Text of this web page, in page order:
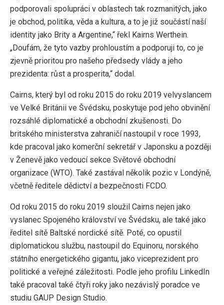
podporovali spolupráci v oblastech tak rozmanitých, jako
je obchod, politika, věda a kultura, a to je již součástí naší
identity jako Brity a Argentine,“ řekl Kairns Werthein.
„Doufám, že tyto vazby prohloustím a podporuji to, co je
zjevně prioritou pro našeho předsedy vlády a jeho
prezidenta: růst a prosperita,“ dodal.
Cairns, který byl od roku 2015 do roku 2019 velvyslancem
ve Velké Británii ve Švédsku, poskytuje pod jeho obvinění
rozsáhlé diplomatické a obchodní zkušenosti. Do
britského ministerstva zahraničí nastoupil v roce 1993,
kde pracoval jako komerční sekretář v Japonsku a později
v Ženevě jako vedoucí sekce Světové obchodní
organizace (WTO). Také zastával několik pozic v Londýně,
včetně ředitele dědictví a bezpečnosti FCDO.
Od roku 2015 do roku 2019 sloužil Cairns nejen jako
vyslanec Spojeného království ve Švédsku, ale také jako
ředitel sítě Baltské nordické sítě. Poté, co opustil
diplomatickou službu, nastoupil do Equinoru, norského
státního energetického gigantu, jako viceprezident pro
politické a veřejné záležitosti. Podle jeho profilu LinkedIn
také pracoval také čtyři roky jako nezávislý poradce ve
studiu GAUP Design Studio.